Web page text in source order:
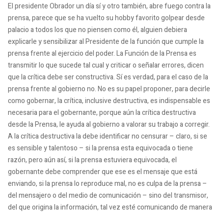
El presidente Obrador un día sí y otro también, abre fuego contra la
prensa, parece que se ha vuelto su hobby favorito golpear desde
palacio a todos los que no piensen como él, alguien debiera
explicarle y sensibilizar al Presidente de la función que cumple la
prensa frente al ejercicio del poder. La Función de la Prensa es
transmitir lo que sucede tal cual y criticar o señalar errores, dicen
que la crítica debe ser constructiva. Sí es verdad, para el caso de la
prensa frente al gobierno no. No es su papel proponer, para decirle
como gobernar, la crítica, inclusive destructiva, es indispensable es
necesaria para el gobernante, porque aún la crítica destructiva
desde la Prensa, le ayuda al gobierno a valorar su trabajo a corregir.
A la crítica destructiva la debe identificar no censurar – claro, si se
es sensible y talentoso – si la prensa esta equivocada o tiene
razón, pero aún así, si la prensa estuviera equivocada, el
gobernante debe comprender que ese es el mensaje que está
enviando, si la prensa lo reproduce mal, no es culpa de la prensa –
del mensajero o del medio de comunicación – sino del transmisor,
del que origina la información, tal vez esté comunicando de manera